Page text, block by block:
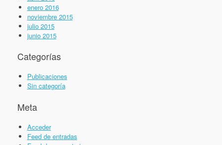
enero 2016
noviembre 2015
julio 2015
junio 2015
Categorías
Publicaciones
Sin categoría
Meta
Acceder
Feed de entradas